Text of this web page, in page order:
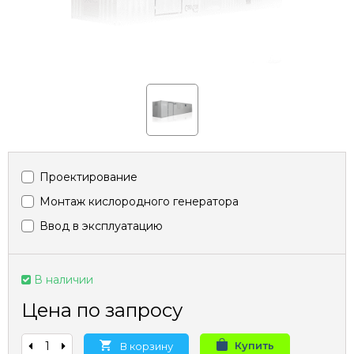
Проектирование
Монтаж кислородного генератора
Ввод в эксплуатацию
В наличии
Цена по запросу
В корзину Купить